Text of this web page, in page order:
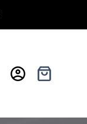
Carro